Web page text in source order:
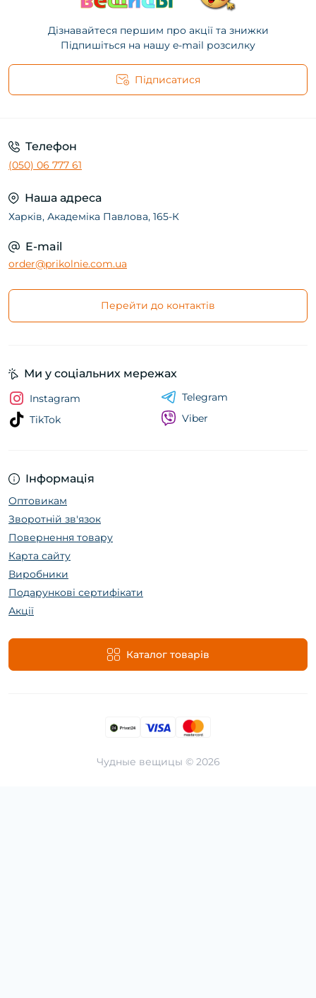
Дізнавайтеся першим про акції та знижки
Підпишіться на нашу e-mail розсилку
Підписатися
Телефон
(050) 06 777 61
Наша адреса
Харків, Академіка Павлова, 165-К
E-mail
order@prikolnie.com.ua
Перейти до контактів
Інформація
Оптовикам
Зворотній зв'язок
Повернення товару
Карта сайту
Виробники
Подарункові сертифікати
Акції
Каталог товарів
Ми у соціальних мережах
Instagram
TikTok
Telegram
Viber
Чудные вещицы © 2026